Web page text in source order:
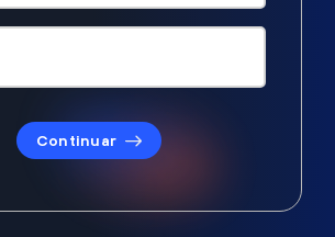
Continuar